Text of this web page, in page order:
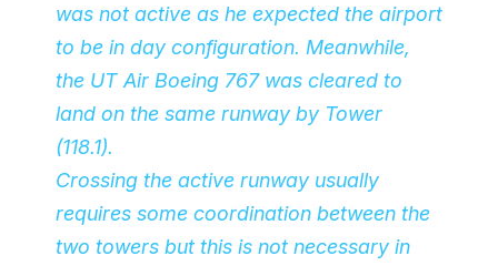
was not active as he expected the airport
to be in day configuration. Meanwhile,
the UT Air Boeing 767 was cleared to
land on the same runway by Tower
(118.1).
Crossing the active runway usually
requires some coordination between the
two towers but this is not necessary in